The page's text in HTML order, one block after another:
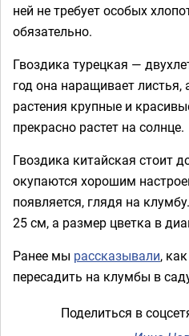
ней не требует особых
обязательно.
Гвоздика турецкая —
год она наращивает листья,
растения крупные и
прекрасно растет на солнце.
Гвоздика китайская стоит
окупаются хорошим
появляется, глядя на
25 см, а размер цветка в
Ранее мы рассказывали,
пересадить на клумбы в
Поделиться в